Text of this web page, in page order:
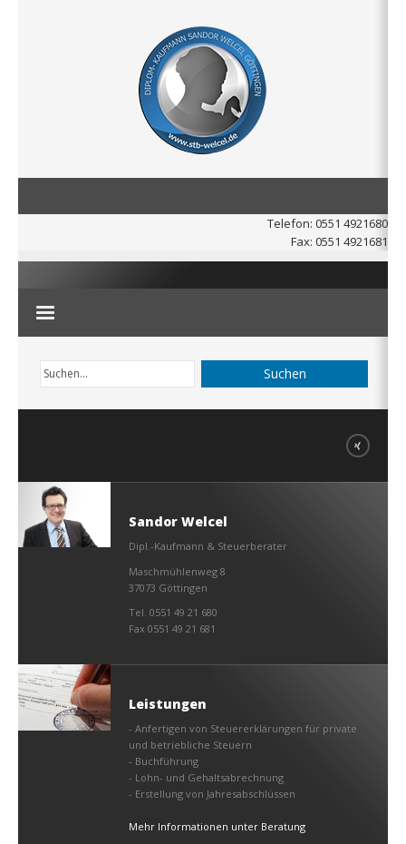
Telefon: 0551 4921680
Fax: 0551 4921681
Sandor Welcel
Dipl.-Kaufmann & Steuerberater
Maschmühlenweg 8
37073 Göttingen
Tel. 0551 49 21 680
Fax 0551 49 21 681
Leistungen
- Anfertigen von Steuererklärungen für private
und betriebliche Steuern
- Buchführung
- Lohn- und Gehaltsabrechnung
- Erstellung von Jahresabschlüssen
Mehr Informationen unter Beratung